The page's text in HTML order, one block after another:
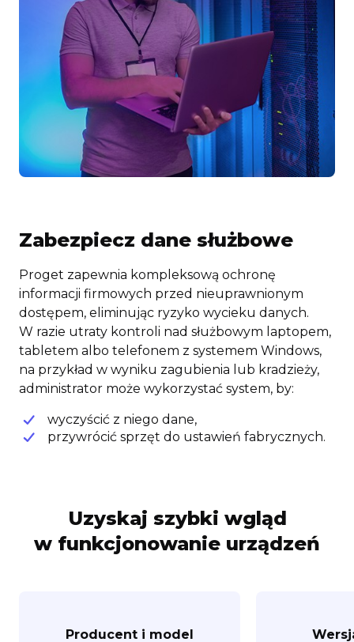
Zabezpiecz dane służbowe
Proget zapewnia kompleksową ochronę
informacji firmowych przed nieuprawnionym
dostępem, eliminując ryzyko wycieku danych.
W razie utraty kontroli nad służbowym laptopem,
tabletem albo telefonem z systemem Windows,
na przykład w wyniku zagubienia lub kradzieży,
administrator może wykorzystać system, by:
wyczyścić z niego dane,
przywrócić sprzęt do ustawień fabrycznych.
Uzyskaj szybki wgląd
w funkcjonowanie urządzeń
Producent i model